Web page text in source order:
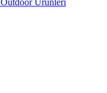
Ürünleri